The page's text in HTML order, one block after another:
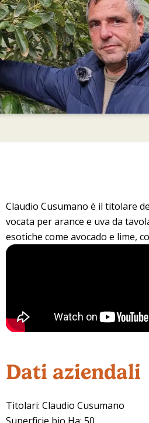
Claudio Cusumano è il titolare
vocata per arance e uva da
esotiche come avocado e lime,
Dati aziendali
Titolari: Claudio Cusumano